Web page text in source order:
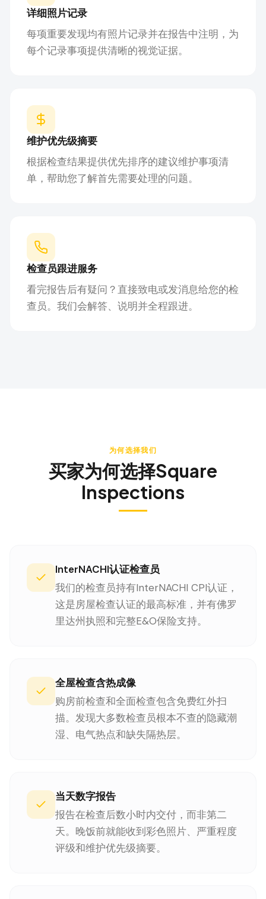
详细照片记录
每项重要发现均有照片记录并在报告中注明，为
每个记录事项提供清晰的视觉证据。
维护优先级摘要
根据检查结果提供优先排序的建议维护事项清
单，帮助您了解首先需要处理的问题。
检查员跟进服务
看完报告后有疑问？直接致电或发消息给您的检
查员。我们会解答、说明并全程跟进。
为何选择我们
买家为何选择Square
Inspections
InterNACHI认证检查员
我们的检查员持有InterNACHI CPI认证，
这是房屋检查认证的最高标准，并有佛罗
里达州执照和完整E&O保险支持。
全屋检查含热成像
购房前检查和全面检查包含免费红外扫
描。发现大多数检查员根本不查的隐藏潮
湿、电气热点和缺失隔热层。
当天数字报告
报告在检查后数小时内交付，而非第二
天。晚饭前就能收到彩色照片、严重程度
评级和维护优先级摘要。